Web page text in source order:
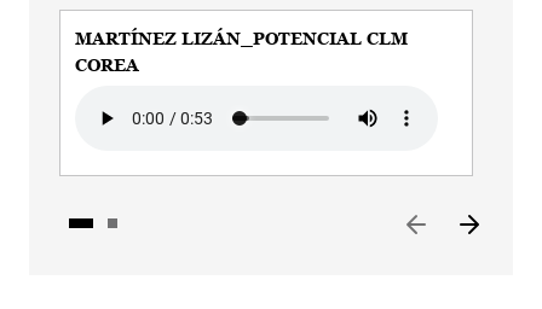
MARTÍNEZ LIZÁN_POTENCIAL CLM
COREA